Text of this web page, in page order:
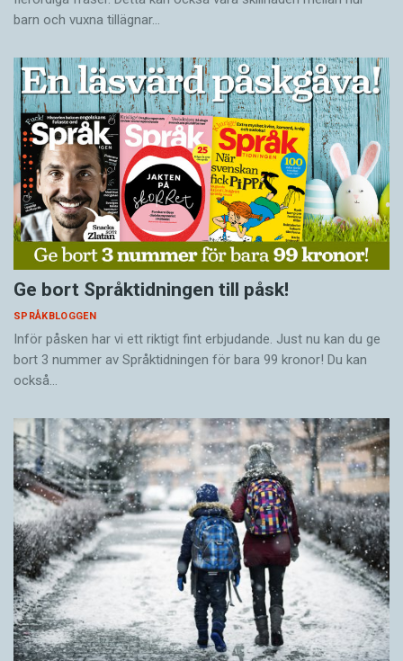
barn och vuxna tillägnar…
Ge bort Språktidningen till påsk!
SPRÅKBLOGGEN
Inför påsken har vi ett riktigt fint erbjudande. Just nu kan du ge
bort 3 nummer av Språktidningen för bara 99 kronor! Du kan
också…